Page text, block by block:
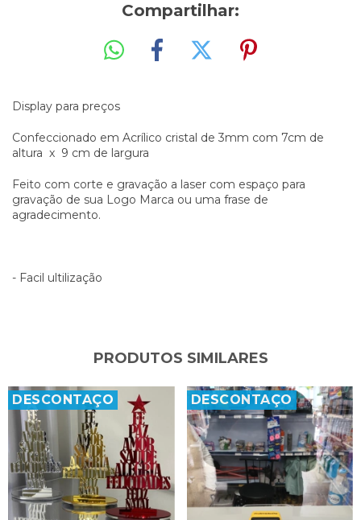
Compartilhar:
Display para preços
Confeccionado em Acrílico cristal de 3mm com 7cm de
altura x 9 cm de largura
Feito com corte e gravação a laser com espaço para
gravação de sua Logo Marca ou uma frase de
agradecimento.
- Facil ultilização
PRODUTOS SIMILARES
DESCONTAÇO DESCONTAÇO